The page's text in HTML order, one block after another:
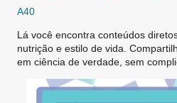
A40
Lá você encontra conteúdos
nutrição e estilo de vida.
em ciência de verdade, sem